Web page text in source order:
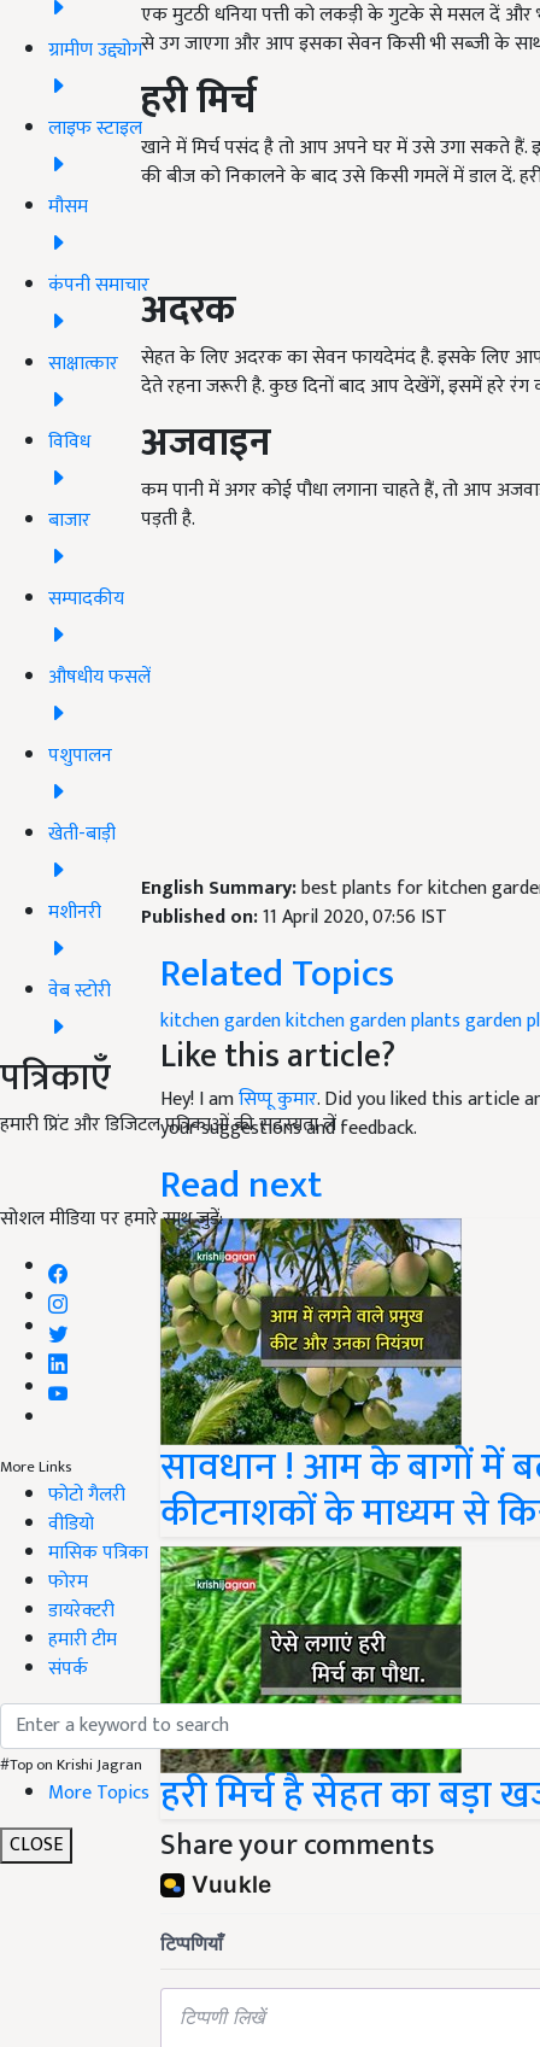
ग्रामीण उद्द्योग
लाइफ स्टाइल
मौसम
कंपनी समाचार
साक्षात्कार
विविध
बाजार
सम्पादकीय
औषधीय फसलें
पशुपालन
खेती-बाड़ी
मशीनरी
वेब स्टोरी
पत्रिकाएँ
हमारी प्रिंट और डिजिटल पत्रिकाओं की सदस्यता लें
सोशल मीडिया पर हमारे साथ जुड़ें:
More Links
फोटो गैलरी
वीडियो
मासिक पत्रिका
फोरम
डायरेक्टरी
हमारी टीम
संपर्क
#Top on Krishi Jagran
More Topics
CLOSE
एक मुटठी धनिया पत्ती को लकड़ी के गुटके से मसल दें और
से उग जाएगा और आप इसका सेवन किसी भी सब्जी के
हरी मिर्च
खाने में मिर्च पसंद है तो आप अपने घर में उसे उगा सकते हैं.
की बीज को निकालने के बाद उसे किसी गमलें में डाल दें.
अदरक
सेहत के लिए अदरक का सेवन फायदेमंद है. इसके लिए आप
देते रहना जरूरी है. कुछ दिनों बाद आप देखेंगें, इसमें हरे रंग
अजवाइन
कम पानी में अगर कोई पौधा लगाना चाहते हैं, तो आप
पड़ती है.
English Summary:best plants for kitchen
Published on:11 April 2020, 07:56 IST
Related Topics
kitchen gardenkitchen garden plantsgarden
Like this article?
Hey! I amसिप्पू कुमार. Did you liked this article
your suggestions and feedback.
Read next
सावधान ! आम के बागों में
कीटनाशकों के माध्यम से
हरी मिर्च है सेहत का बड़ा
Share your comments